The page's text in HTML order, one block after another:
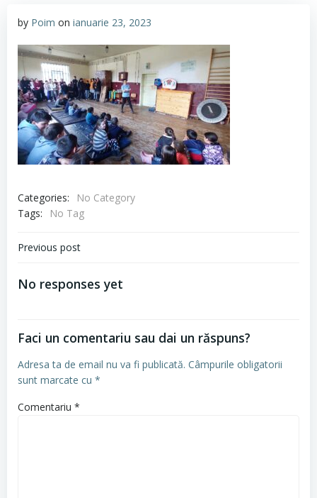
by Poim on ianuarie 23, 2023
Categories:
No Category
Tags:
No Tag
Navigare
articole
Previous post
No responses yet
Faci un comentariu sau dai un răspuns?
Adresa ta de email nu va fi publicată. Câmpurile obligatorii
sunt marcate cu *
Comentariu *